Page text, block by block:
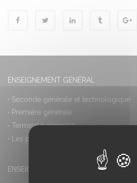
ENSEIGNEMENT GÉNÉRAL
Seconde générale et technologique
Première générale
Terminale générale
Les plus
ENSEIGNEMENT PROFESSIONNEL